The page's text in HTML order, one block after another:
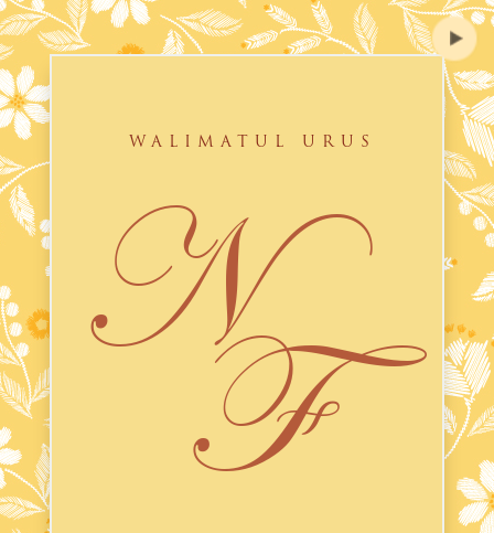
WALIMATUL URUS
N
F